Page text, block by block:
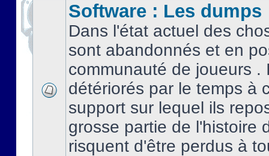
Software : Les dumps
Dans l'état actuel des
sont abandonnés et en
communauté de joueurs .
détériorés par le temps à
support sur lequel ils
grosse partie de l'histoire
risquent d'être perdus à